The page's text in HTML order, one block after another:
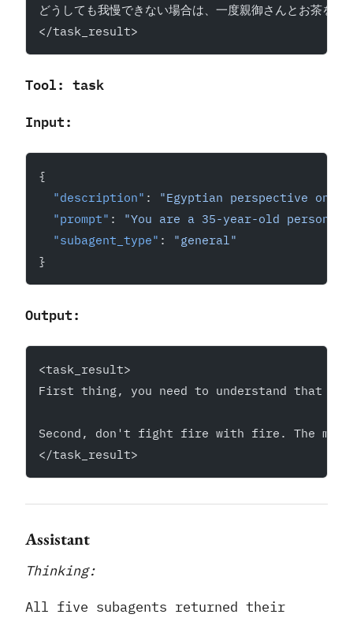
どうしても我慢できない場合は、一度親御さんとお茶を
</task_result>
Tool: task
Input:
{
  "description"
: "Egyptian perspective on
  "prompt"
: "You are a 35-year-old person
  "subagent_type"
: "general"
}
Output:
<task_result>
First thing, you need to understand that
Second, don't fight fire with fire. The
</task_result>
Assistant
Thinking:
All five subagents returned their